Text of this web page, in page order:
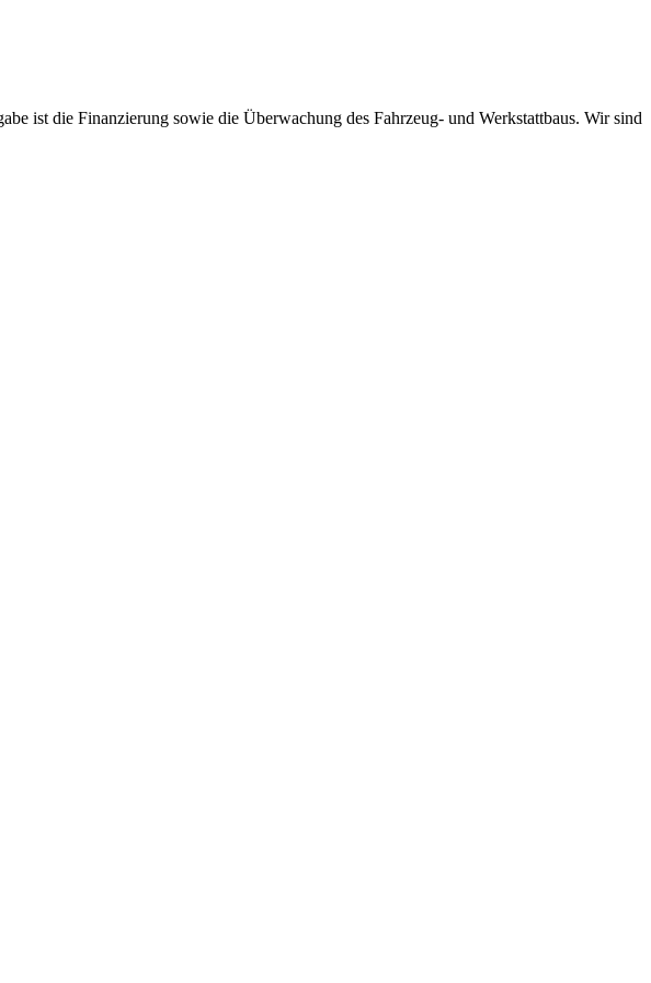
ist die Finanzierung sowie die Überwachung des Fahrzeug- und Werkstattbaus. Wir sind